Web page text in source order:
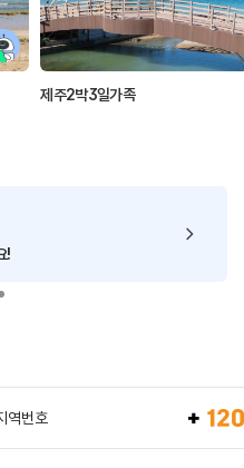
제주2박3일가족
!
역번호